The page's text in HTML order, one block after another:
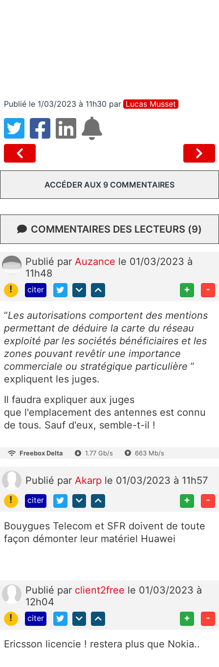
Publié le 1/03/2023 à 11h30 par Lucas Musset
ACCÉDER AUX 9 COMMENTAIRES
COMMENTAIRES DES LECTEURS (9)
Publié par Auzance le 01/03/2023 à
11h48
!
citer + -
“Les autorisations comportent des mentions
permettant de déduire la carte du réseau
exploité par les sociétés bénéficiaires et les
zones pouvant revêtir une importance
commerciale ou stratégique particulière ”
expliquent les juges.
Il faudra expliquer aux juges
que l'emplacement des antennes est connu
de tous. Sauf d'eux, semble-t-il !
Freebox Delta 1.77 Gb/s 663 Mb/s
Publié par Akarp le 01/03/2023 à 11h57
!
citer + -
Bouygues Telecom et SFR doivent de toute
façon démonter leur matériel Huawei
Publié par client2free le 01/03/2023 à
12h04
!
citer + -
Ericsson licencie ! restera plus que Nokia..